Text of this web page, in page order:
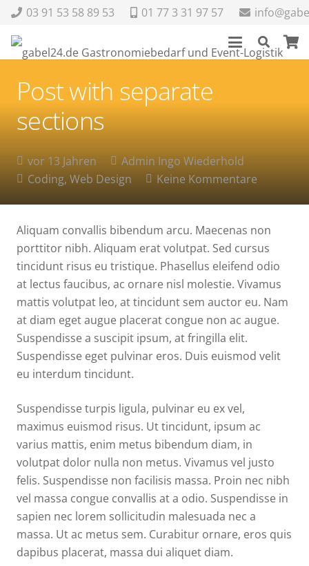
03 91 53 58 89 53 01 77 3 31 97 57
Post with separate
sections
vor 13 Jahren
Admin Ingo Wiederhold
Coding,Web Design Keine Kommentare
Aliquam convallis bibendum arcu. Maecenas non
porttitor nibh. Aliquam erat volutpat. Sed cursus
tincidunt risus eu tristique. Phasellus eleifend odio
at lectus faucibus, ac ornare nisl molestie. Vivamus
mattis volutpat leo, at tincidunt sem auctor eu. Nam
at diam eget augue placerat congue non ac augue.
Suspendisse a suscipit ipsum, at fringilla elit.
Suspendisse eget pulvinar eros. Duis euismod velit
eu interdum tincidunt.
Suspendisse turpis ligula, pulvinar eu ex vel,
maximus euismod risus. Ut tincidunt, ipsum ac
varius mattis, enim metus bibendum diam, in
volutpat dolor nulla non metus. Vivamus vel justo
felis. Suspendisse non facilisis massa. Proin nec nibh
vel massa congue convallis at a odio. Suspendisse in
sapien nec lorem sollicitudin malesuada nec a
massa. Ut ac metus sem. Curabitur ornare, eros quis
dapibus placerat, massa dui aliquet diam.